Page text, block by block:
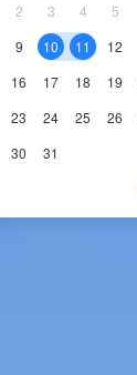
2
3 4 5
9
10 11 12
16
17 18 19
23
24 25 26
30
31